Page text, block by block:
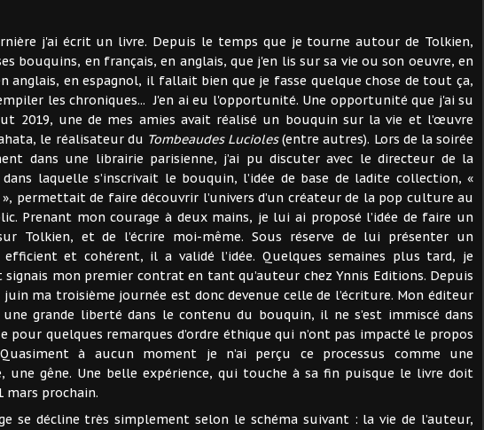
j'ai écrit un livre. Depuis le temps que je tourne autour de Tolkien,
bouquins, en français, en anglais, que j'en lis sur sa vie ou son oeuvre, en
anglais, en espagnol, il fallait bien que je fasse quelque chose de tout ça,
les chroniques... J'en ai eu l'opportunité. Une opportunité que j'ai su
2019, une de mes amies avait réalisé un bouquin sur la vie et l’œuvre
le réalisateur du Tombeaudes Lucioles(entre autres). Lors de la soirée
dans une librairie parisienne, j’ai pu discuter avec le directeur de la
laquelle s’inscrivait le bouquin, l’idée de base de ladite collection, «
», permettait de faire découvrir l’univers d’un créateur de la pop culture au
Prenant mon courage à deux mains, je lui ai proposé l’idée de faire un
Tolkien, et de l’écrire moi-même. Sous réserve de lui présenter un
efficient et cohérent, il a validé l’idée. Quelques semaines plus tard, je
signais mon premier contrat en tant qu’auteur chez Ynnis Editions. Depuis
juin ma troisième journée est donc devenue celle de l’écriture. Mon éditeur
une grande liberté dans le contenu du bouquin, il ne s’est immiscé dans
pour quelques remarques d’ordre éthique qui n’ont pas impacté le propos
à aucun moment je n’ai perçu ce processus comme une
une gêne. Une belle expérience, qui touche à sa fin puisque le livre doit
mars prochain.
se décline très simplement selon le schéma suivant : la vie de l’auteur,